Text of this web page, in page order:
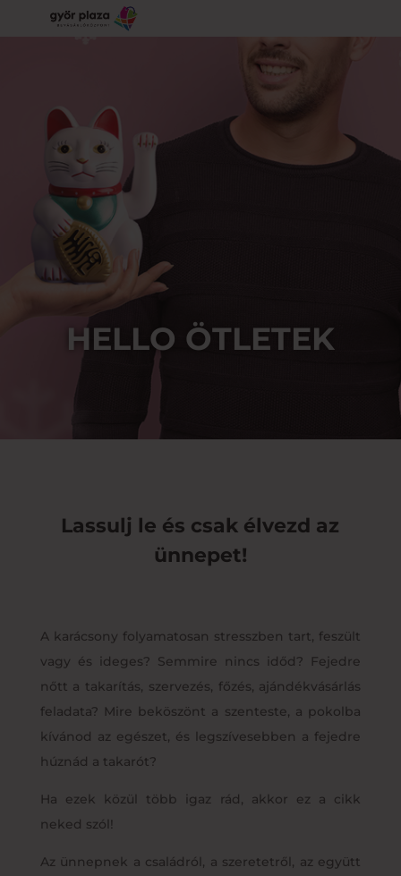
HELLO ÖTLETEK
Lassulj le és csak élvezd az
ünnepet!
A karácsony folyamatosan stresszben tart, feszült
vagy és ideges? Semmire nincs időd? Fejedre
nőtt a takarítás, szervezés, főzés, ajándékvásárlás
feladata? Mire beköszönt a szenteste, a pokolba
kívánod az egészet, és legszívesebben a fejedre
húznád a takarót?
Ha ezek közül több igaz rád, akkor ez a cikk
neked szól!
Az ünnepnek a családról, a szeretetről, az együtt